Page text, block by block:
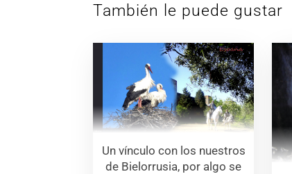
También le puede gustar
Un vínculo con los nuestros
de Bielorrusia, por algo se